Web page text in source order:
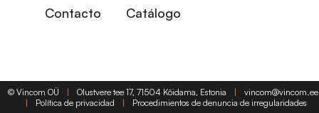
Contacto
Catálogo
© Vincom OÜ | Olustvere tee 17, 71504 Kõidama, Estonia |
vincom@vincom.ee
|
Política de privacidad | Procedimientos de denuncia de irregularidades